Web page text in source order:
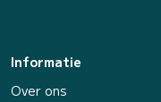
Informatie
Over ons